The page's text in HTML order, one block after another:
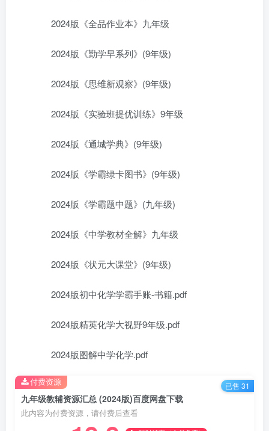
2024版《全品作业本》九年级
2024版《勤学早系列》(9年级)
2024版《思维新观察》(9年级)
2024版《实验班提优训练》9年级
2024版《通城学典》(9年级)
2024版《学霸绿卡图书》(9年级)
2024版《学霸题中题》(九年级)
2024版《中学教材全解》九年级
2024版《状元大课堂》(9年级)
2024版初中化学学霸手账-书籍.pdf
2024版精英化学大视野9年级.pdf
2024版图解中学化学.pdf
九年级教辅资源汇总 (2024版)百度网盘下载
此内容为付费资源，请付费后查看
付费资源 已售 31